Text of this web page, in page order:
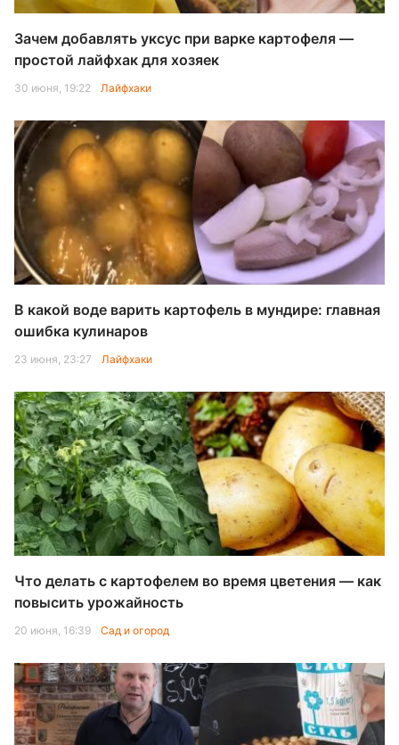
Зачем добавлять уксус при варке картофеля —
простой лайфхак для хозяек
30 июня, 19:22 Лайфхаки
В какой воде варить картофель в мундире: главная
ошибка кулинаров
23 июня, 23:27 Лайфхаки
Что делать с картофелем во время цветения — как
повысить урожайность
20 июня, 16:39 Сад и огород